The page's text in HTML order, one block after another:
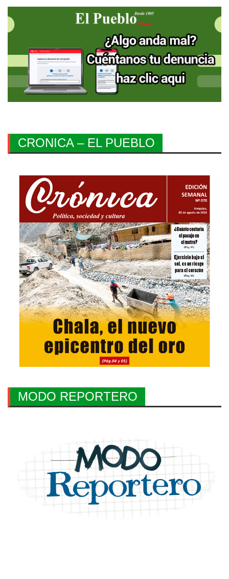
CRONICA – EL PUEBLO
MODO REPORTERO